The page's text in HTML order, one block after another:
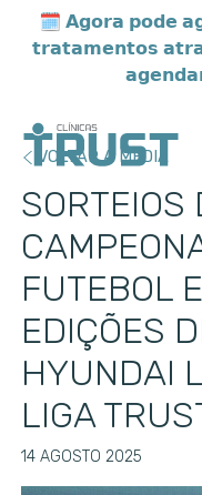
🗓️ 𝗔𝗴𝗼𝗿𝗮 𝗽𝗼𝗱𝗲
𝘁𝗿𝗮𝘁𝗮𝗺𝗲𝗻𝘁𝗼𝘀
VOLTAR A MEDIA
SORTEIOS
FUTEBOL
EDIÇÕES
HYUNDAI
LIGA
14 AGOSTO 2025